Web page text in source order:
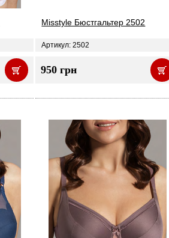
Misstyle Бюстгальтер 2502
Артикул: 2502
950 грн